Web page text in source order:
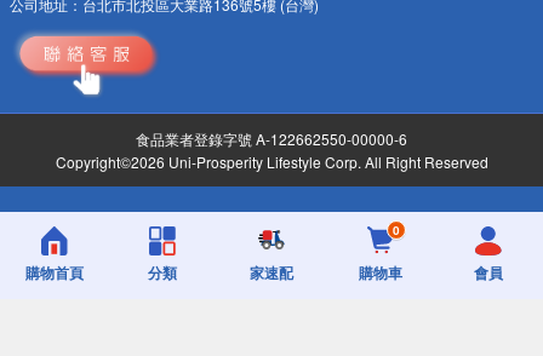
公司地址： 台北市北投區大業路136號5樓 (台灣)
食品業者登錄字號 A-122662550-00000-6
Copyright©2026 Uni-Prosperity Lifestyle Corp. All Right Reserved
購物首頁 分類 家速配
0
購物車 會員